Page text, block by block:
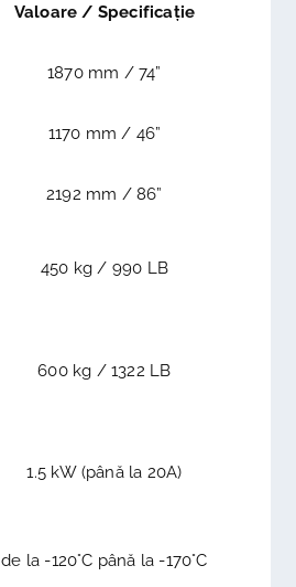
Valoare / Specificație
1870 mm / 74”
1170 mm / 46”
2192 mm / 86”
450 kg / 990 LB
600 kg / 1322 LB
1.5 kW (până la 20A)
de la -120°C până la -170°C